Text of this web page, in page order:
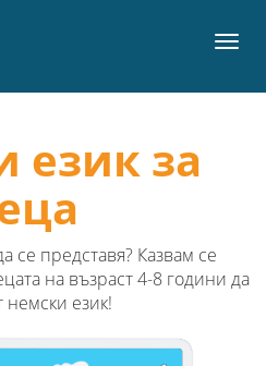
език за
се представя? Казвам се
на възраст 4-8 години да
немски език!
Next